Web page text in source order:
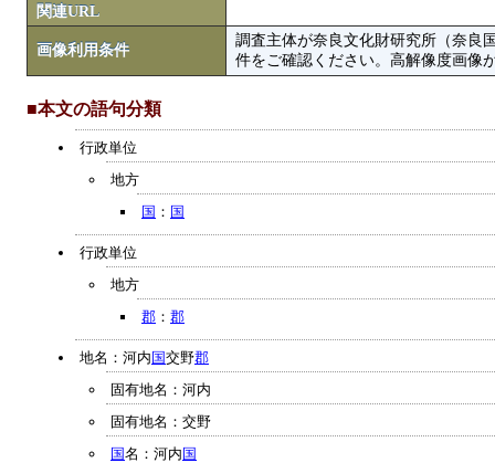
関連URL
画像利用条件
調査主体が奈良文化財研究所（奈良
件をご確認ください。高解像度画像
■本文の語句分類
行政単位
地方
国 ： 国
行政単位
地方
郡 ： 郡
地名：河内 国交野郡
固有地名：河内
固有地名：交野
国名：河内 国